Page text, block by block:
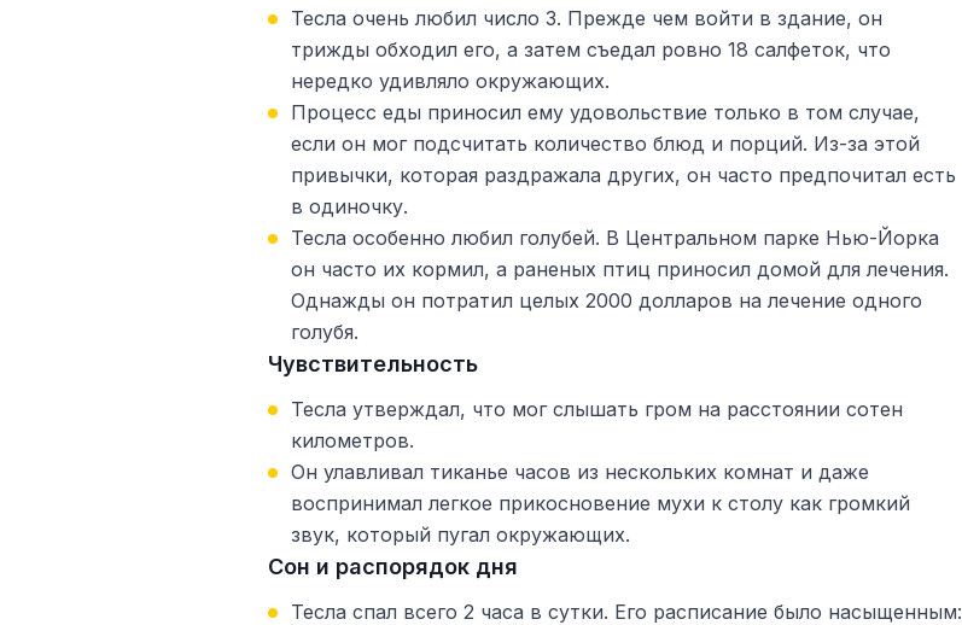
Тесла очень любил число 3. Прежде чем войти в здание, он
трижды обходил его, а затем съедал ровно 18 салфеток, что
нередко удивляло окружающих.
Процесс еды приносил ему удовольствие только в том случае,
если он мог подсчитать количество блюд и порций. Из-за этой
привычки, которая раздражала других, он часто предпочитал есть
в одиночку.
Тесла особенно любил голубей. В Центральном парке Нью-Йорка
он часто их кормил, а раненых птиц приносил домой для лечения.
Однажды он потратил целых 2000 долларов на лечение одного
голубя.
Чувствительность
Тесла утверждал, что мог слышать гром на расстоянии сотен
километров.
Он улавливал тиканье часов из нескольких комнат и даже
воспринимал легкое прикосновение мухи к столу как громкий
звук, который пугал окружающих.
Сон и распорядок дня
Тесла спал всего 2 часа в сутки. Его расписание было насыщенным: